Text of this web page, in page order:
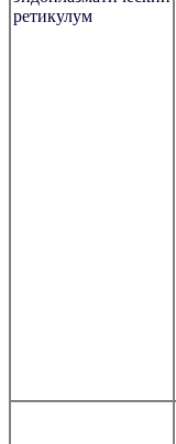
ретикулум